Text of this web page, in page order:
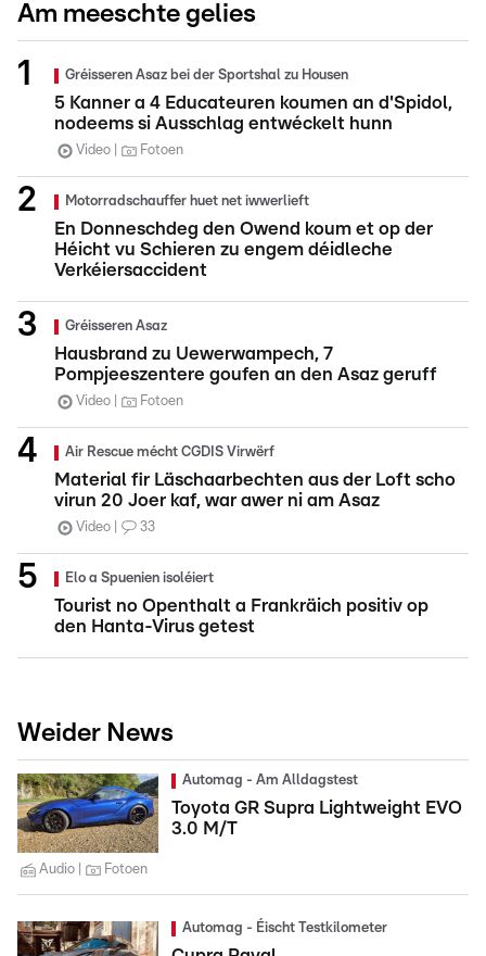
Am meeschte gelies
Gréisseren Asaz bei der Sportshal zu Housen
5 Kanner a 4 Educateuren koumen an d'Spidol,
nodeems si Ausschlag entwéckelt hunn
Video Fotoen
Motorradschauffer huet net iwwerlieft
En Donneschdeg den Owend koum et op der
Héicht vu Schieren zu engem déidleche
Verkéiersaccident
Gréisseren Asaz
Hausbrand zu Uewerwampech, 7
Pompjeeszentere goufen an den Asaz geruff
Video Fotoen
Air Rescue mécht CGDIS Virwërf
Material fir Läschaarbechten aus der Loft scho
virun 20 Joer kaf, war awer ni am Asaz
Video 33
Elo a Spuenien isoléiert
Tourist no Openthalt a Frankräich positiv op
den Hanta-Virus getest
Weider News
Automag - Am Alldagstest
Toyota GR Supra Lightweight EVO
3.0 M/T
Audio Fotoen
Automag - Éischt Testkilometer